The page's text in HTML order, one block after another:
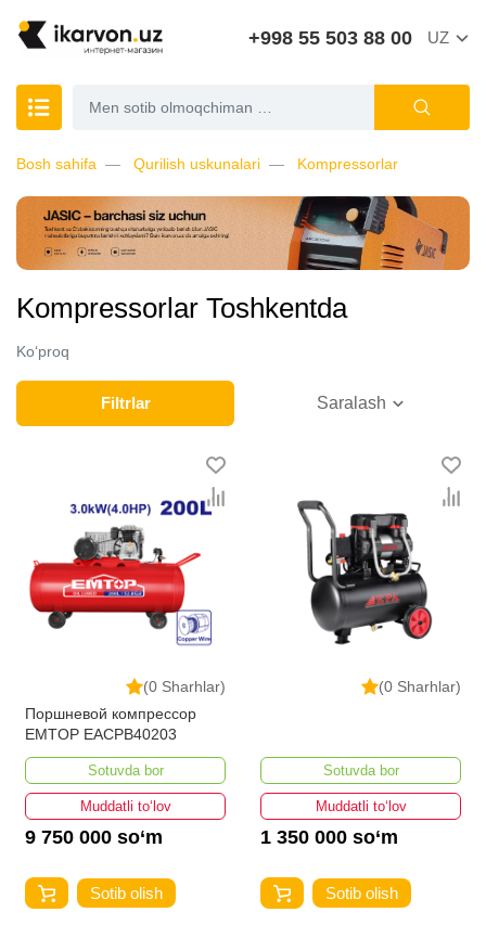
+998 55 503 88 00 UZ
Bosh sahifa Qurilish uskunalari Kompressorlar
Kompressorlar Toshkentda
Ko‘proq
Filtrlar Saralash
(0 Sharhlar)
Поршневой компрессор
EMTOP EACPB40203
Sotuvda bor
Muddatli to‘lov
9 750 000 so‘m
Sotib olish
(0 Sharhlar)
Sotuvda bor
Muddatli to‘lov
1 350 000 so‘m
Sotib olish